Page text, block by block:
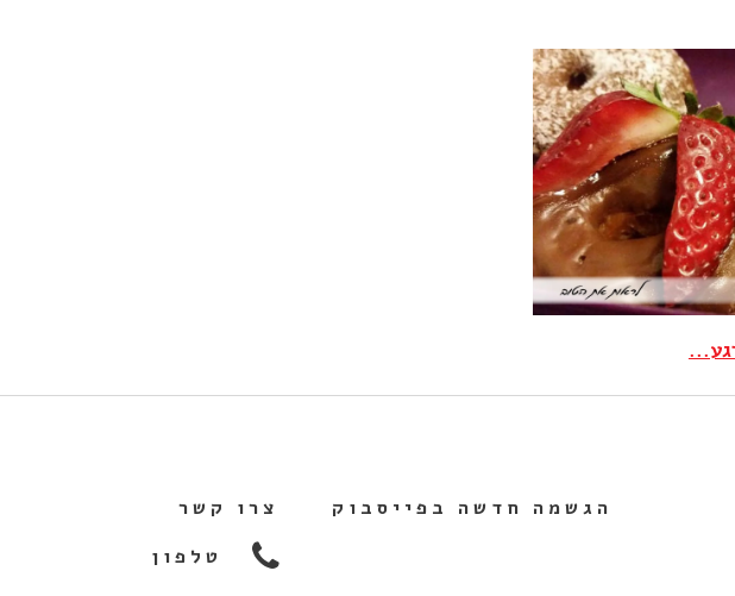
צרו קשר
טלפון
הגשמה חדשה בפייסבוק